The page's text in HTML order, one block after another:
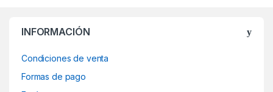
INFORMACIÓN
Condiciones de venta
Formas de pago